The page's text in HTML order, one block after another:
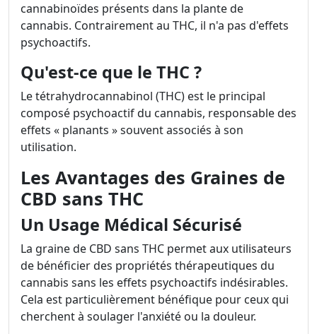
cannabinoïdes présents dans la plante de
cannabis. Contrairement au THC, il n'a pas d'effets
psychoactifs.
Qu'est-ce que le THC ?
Le tétrahydrocannabinol (THC) est le principal
composé psychoactif du cannabis, responsable des
effets « planants » souvent associés à son
utilisation.
Les Avantages des Graines de
CBD sans THC
Un Usage Médical Sécurisé
La graine de CBD sans THC permet aux utilisateurs
de bénéficier des propriétés thérapeutiques du
cannabis sans les effets psychoactifs indésirables.
Cela est particulièrement bénéfique pour ceux qui
cherchent à soulager l'anxiété ou la douleur.